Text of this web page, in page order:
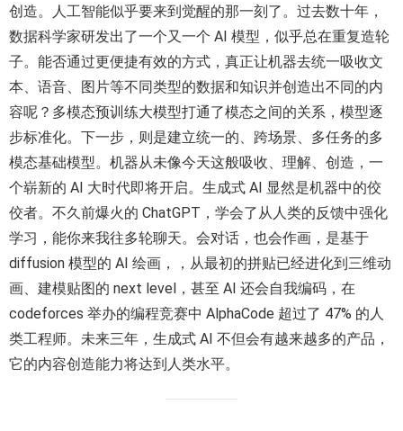
创造。人工智能似乎要来到觉醒的那一刻了。过去数十年，
数据科学家研发出了一个又一个 AI 模型，似乎总在重复造轮
子。能否通过更便捷有效的方式，真正让机器去统一吸收文
本、语音、图片等不同类型的数据和知识并创造出不同的内
容呢？多模态预训练大模型打通了模态之间的关系，模型逐
步标准化。下一步，则是建立统一的、跨场景、多任务的多
模态基础模型。机器从未像今天这般吸收、理解、创造，一
个崭新的 AI 大时代即将开启。生成式 AI 显然是机器中的佼
佼者。不久前爆火的 ChatGPT，学会了从人类的反馈中强化
学习，能你来我往多轮聊天。会对话，也会作画，是基于
diffusion 模型的 AI 绘画，，从最初的拼贴已经进化到三维动
画、建模贴图的 next level，甚至 AI 还会自我编码，在
codeforces 举办的编程竞赛中 AlphaCode 超过了 47% 的人
类工程师。未来三年，生成式 AI 不但会有越来越多的产品，
它的内容创造能力将达到人类水平。